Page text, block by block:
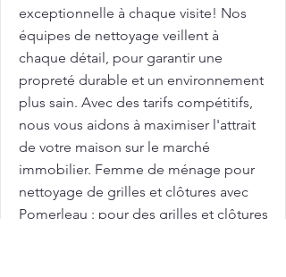
exceptionnelle à chaque visite! Nos
équipes de nettoyage veillent à
chaque détail, pour garantir une
propreté durable et un environnement
plus sain. Avec des tarifs compétitifs,
nous vous aidons à maximiser l'attrait
de votre maison sur le marché
immobilier. Femme de ménage pour
nettoyage de grilles et clôtures avec
Pomerleau : pour des grilles et clôtures